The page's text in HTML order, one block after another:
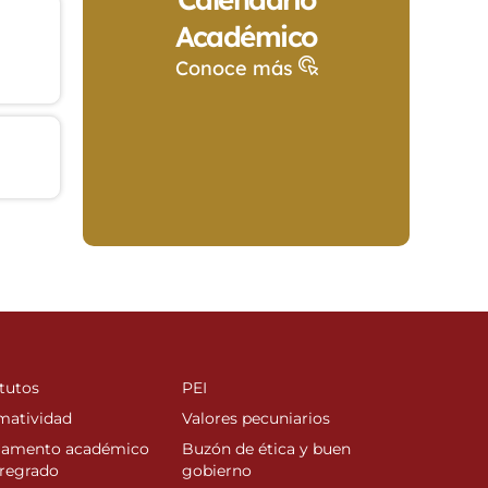
Académico
Conoce más
académico
PEI
Valores pecuniarios
Buzón de ética y buen
gobierno